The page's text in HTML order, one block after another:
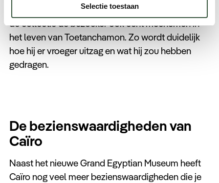
Selectie toestaan
bijzonder is aan het nieuwe museum is dat ze met
de collectie de bezoeker ook echt meenemen in
het leven van Toetanchamon. Zo wordt duidelijk
hoe hij er vroeger uitzag en wat hij zou hebben
gedragen.
De bezienswaardigheden van
Caïro
Naast het nieuwe Grand Egyptian Museum heeft
Caïro nog veel meer bezienswaardigheden die je